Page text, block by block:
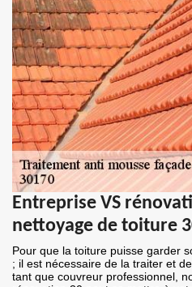
Entreprise VS
nettoyage de toiture
Pour que la toiture puisse garder
; il est nécessaire de la traiter et
tant que couvreur professionnel,